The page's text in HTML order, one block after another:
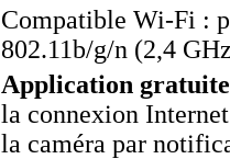
Compatible Wi-Fi :
802.11b/g/n (2,4
Application
la connexion
la caméra par